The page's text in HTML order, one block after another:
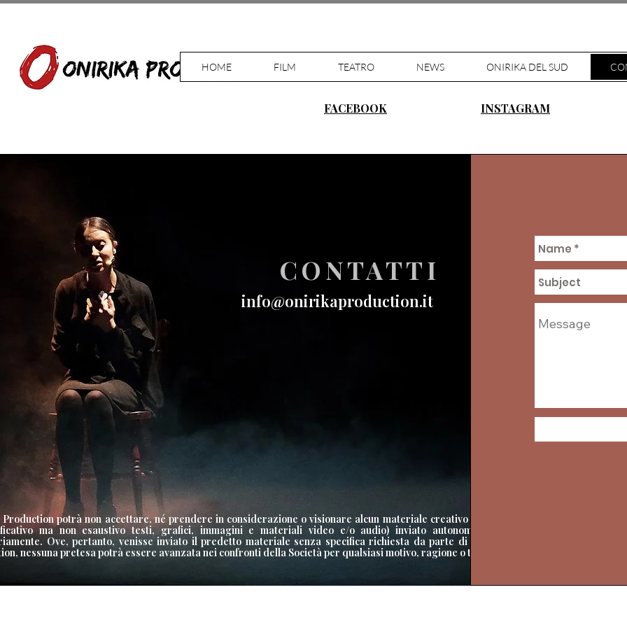
HOME FILM TEATRO NEWS ONIRIKA DEL SUD
FACEBOOK INSTAGRAM
CONTATTI
info@onirikaproduction.it
potrà non accettare, né prendere in considerazione o visionare alcun materiale creativo (a titolo
ma non esaustivo testi, grafici, immagini e materiali video e/o audio) inviato autonomamente
Ove, pertanto, venisse inviato il predetto materiale senza specifica richiesta da parte di Onirika
nessuna pretesa potrà essere avanzata nei confronti della Società per qualsiasi motivo, ragione o titolo.